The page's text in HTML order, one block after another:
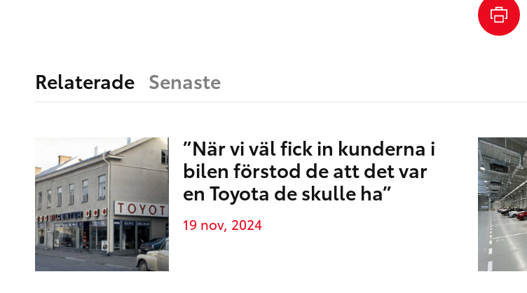
Relaterade Senaste
”När vi väl fick in kunderna i
bilen förstod de att det var
en Toyota de skulle ha”
19 nov, 2024